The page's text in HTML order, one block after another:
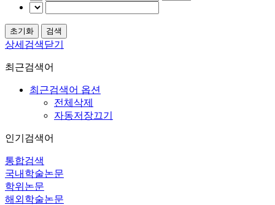
상세검색닫기
최근검색어
최근검색어 옵션
전체삭제
자동저장끄기
인기검색어
통합검색
국내학술논문
학위논문
해외학술논문